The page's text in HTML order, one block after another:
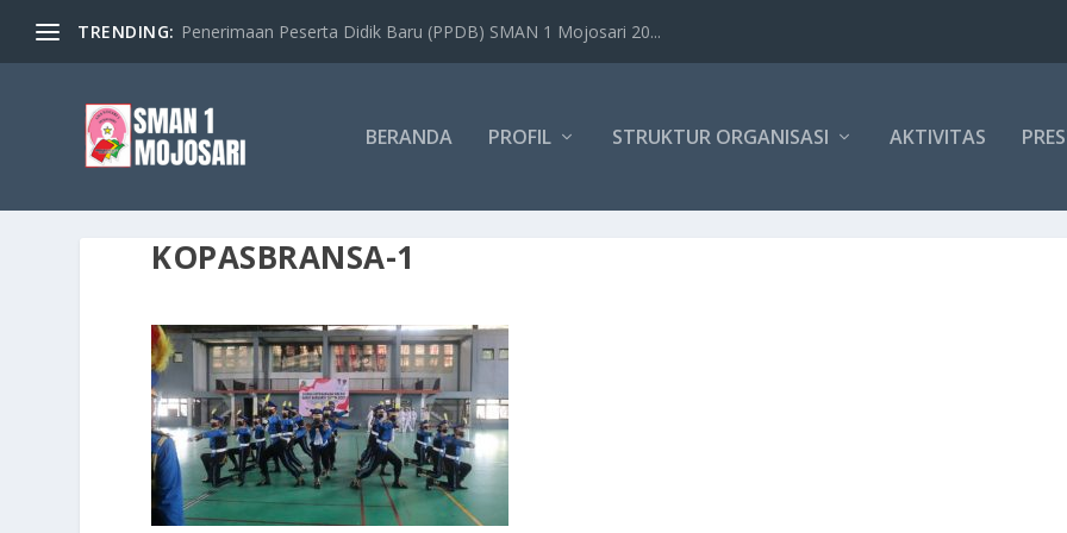
TRENDING: Penerimaan Peserta Didik Baru (PPDB) SMAN 1 Mojosari 20...
BERANDA PROFIL STRUKTUR ORGANISASI AKTIVITAS
KOPASBRANSA-1